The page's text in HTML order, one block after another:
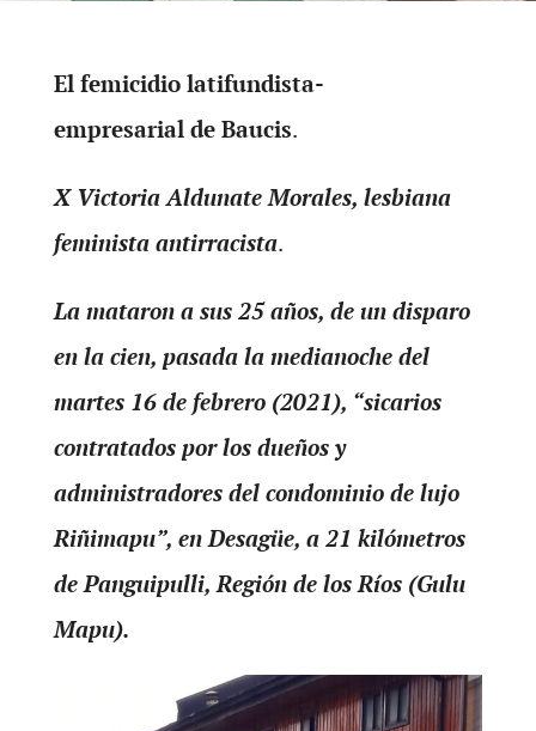
El femicidio latifundista-
empresarial de Baucis.
X Victoria Aldunate Morales, lesbiana
feminista antirracista.
La mataron a sus 25 años, de un disparo
en la cien, pasada la medianoche del
martes 16 de febrero (2021), “sicarios
contratados por los dueños y
administradores del condominio de lujo
Riñimapu”, en Desagüe, a 21 kilómetros
de Panguipulli, Región de los Ríos (Gulu
Mapu).